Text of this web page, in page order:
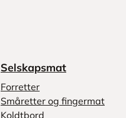
Selskapsmat
Forretter
Småretter og fingermat
Koldtbord